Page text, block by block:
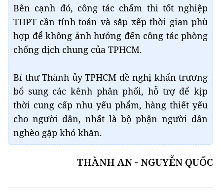
Bên cạnh đó, công tác chấm thi tốt nghiệp
THPT cần tính toán và sắp xếp thời gian phù
hợp để không ảnh hưởng đến công tác phòng
chống dịch chung của TPHCM.
Bí thư Thành ủy TPHCM đề nghị khẩn trương
bổ sung các kênh phân phối, hỗ trợ để kịp
thời cung cấp nhu yếu phẩm, hàng thiết yếu
cho người dân, nhất là bộ phận người dân
nghèo gặp khó khăn.
THÀNH AN - NGUYỄN QUỐC